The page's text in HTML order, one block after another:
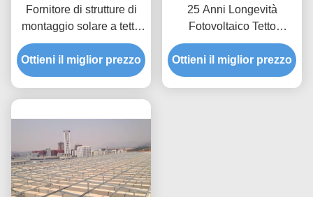
Fornitore di strutture di
montaggio solare a tetto
piatto ad alta efficienza
Ottieni il miglior prezzo
25 Anni Longevità
Fotovoltaico Tetto
Montaggio Progettato
Applicazione Tetto
Pannello Solare Supporto
Ottieni il miglior prezzo